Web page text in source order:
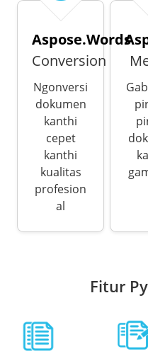
Aspose.Words
Conversion
Ngonversi
dokumen
kanthi
cepet
kanthi
kualitas
profesion
al
Fitur